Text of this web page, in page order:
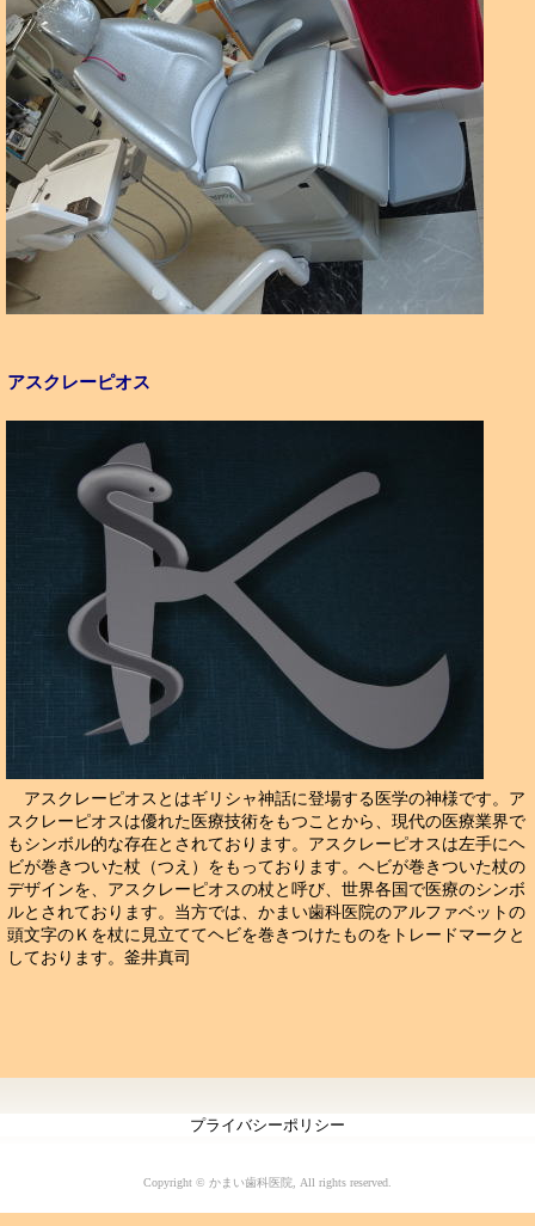
アスクレーピオス
アスクレーピオスとはギリシャ神話に登場する医学の神様です。ア
スクレーピオスは優れた医療技術をもつことから、現代の医療業界で
もシンボル的な存在とされております。アスクレーピオスは左手にヘ
ビが巻きついた杖（つえ）をもっております。ヘビが巻きついた杖の
デザインを、アスクレーピオスの杖と呼び、世界各国で医療のシンボ
ルとされております。当方では、かまい歯科医院のアルファベットの
頭文字のＫを杖に見立ててヘビを巻きつけたものをトレードマークと
しております。釜井真司
プライバシーポリシー
Copyright © かまい歯科医院, All rights reserved.